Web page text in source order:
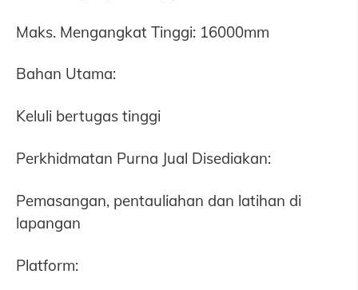
Maks. Mengangkat Tinggi: 16000mm
Bahan Utama:
Keluli bertugas tinggi
Perkhidmatan Purna Jual Disediakan:
Pemasangan, pentauliahan dan latihan di
lapangan
Platform: